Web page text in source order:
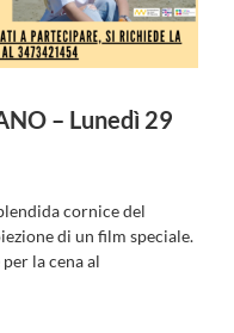
– Lunedì 29
cornice del
di un film speciale.
la cena al